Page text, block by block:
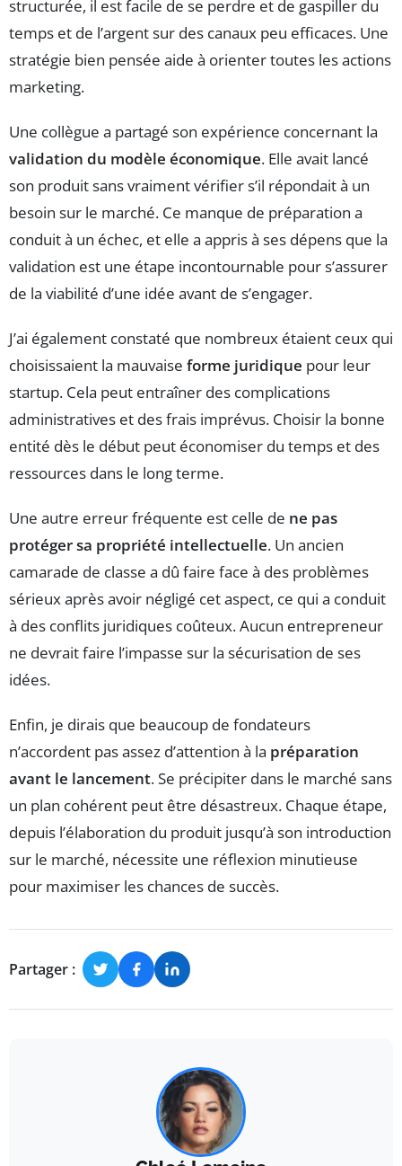
structurée, il est facile de se perdre et de gaspiller du
temps et de l’argent sur des canaux peu efficaces. Une
stratégie bien pensée aide à orienter toutes les actions
marketing.
Une collègue a partagé son expérience concernant la
validation du modèle économique. Elle avait lancé
son produit sans vraiment vérifier s’il répondait à un
besoin sur le marché. Ce manque de préparation a
conduit à un échec, et elle a appris à ses dépens que la
validation est une étape incontournable pour s’assurer
de la viabilité d’une idée avant de s’engager.
J’ai également constaté que nombreux étaient ceux qui
choisissaient la mauvaise forme juridique pour leur
startup. Cela peut entraîner des complications
administratives et des frais imprévus. Choisir la bonne
entité dès le début peut économiser du temps et des
ressources dans le long terme.
Une autre erreur fréquente est celle de ne pas
protéger sa propriété intellectuelle. Un ancien
camarade de classe a dû faire face à des problèmes
sérieux après avoir négligé cet aspect, ce qui a conduit
à des conflits juridiques coûteux. Aucun entrepreneur
ne devrait faire l’impasse sur la sécurisation de ses
idées.
Enfin, je dirais que beaucoup de fondateurs
n’accordent pas assez d’attention à la préparation
avant le lancement. Se précipiter dans le marché sans
un plan cohérent peut être désastreux. Chaque étape,
depuis l’élaboration du produit jusqu’à son introduction
sur le marché, nécessite une réflexion minutieuse
pour maximiser les chances de succès.
Partager :